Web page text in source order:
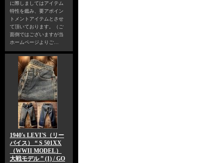
に際しましてはアイテム
特性を鑑み、要アポイン
トメントアイテムとさせ
て頂いております。（ご
面倒ではございますが当
ホームページよりご…
1940's LEVI'S（リー
バイス） “ S 501XX
（WWII MODEL）
大戦モデル ” (1) / GO